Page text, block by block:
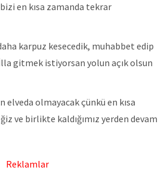
en kısa zamanda tekrar
karpuz kesecedik, muhabbet edip
gitmek istiyorsan yolun açık olsun
elveda olmayacak çünkü en kısa
ve birlikte kaldığımız yerden devam
Reklamlar